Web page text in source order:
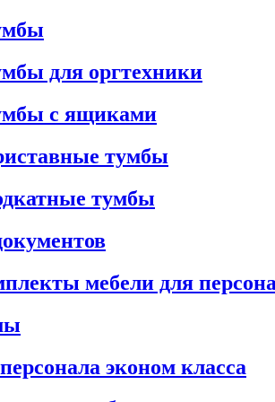
для оргтехники
с ящиками
тумбы
тумбы
мебели для
эконом класса